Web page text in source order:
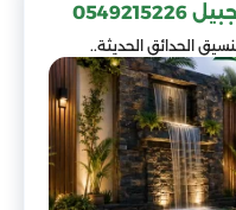
الحدائق الحديثة..